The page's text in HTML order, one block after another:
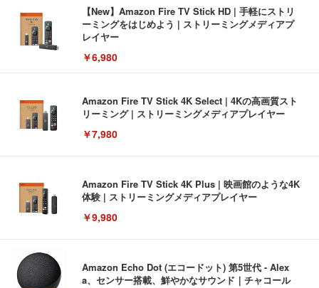
【New】Amazon Fire TV Stick HD | 手軽にストリ
ーミングをはじめよう | ストリーミングメディアプ
レイヤー
￥6,980
Amazon Fire TV Stick 4K Select | 4Kの高画質スト
リーミング | ストリーミングメディアプレイヤー
￥7,980
Amazon Fire TV Stick 4K Plus | 映画館のような4K
体験 | ストリーミングメディアプレイヤー
￥9,980
Amazon Echo Dot (エコードット) 第5世代 - Alex
a、センサー搭載、鮮やかなサウンド｜チャコール